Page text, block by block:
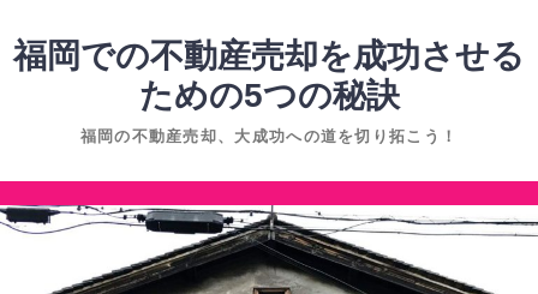
ン
へ
ス
福岡での不動産売却を成功させる
ための5つの秘訣
福岡の不動産売却、大成功への道を切り拓こう！
コ
ン